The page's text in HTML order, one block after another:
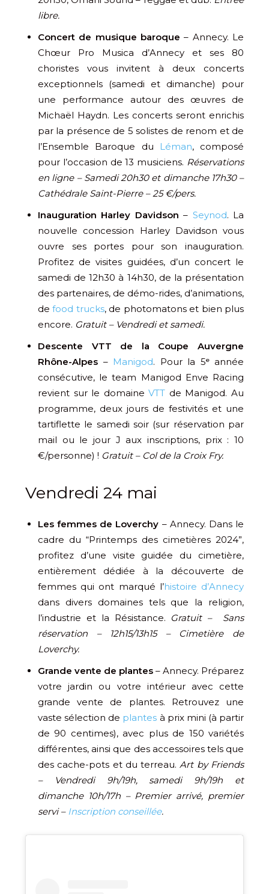
libre.
Concert de musique baroque – Annecy. Le
Chœur Pro Musica d’Annecy et ses 80
choristes vous invitent à deux concerts
exceptionnels (samedi et dimanche) pour
une performance autour des œuvres de
Michaël Haydn. Les concerts seront enrichis
par la présence de 5 solistes de renom et de
l’Ensemble Baroque du
Léman, composé
pour l’occasion de 13 musiciens. Réservations
en ligne – Samedi 20h30 et dimanche 17h30 –
Cathédrale Saint-Pierre – 25 €/pers.
Inauguration Harley Davidson – Seynod. La
nouvelle concession Harley Davidson vous
ouvre ses portes pour son inauguration.
Profitez de visites guidées, d’un concert le
samedi de 12h30 à 14h30, de la présentation
des partenaires, de démo-rides, d’animations,
defood trucks, de photomatons et bien plus
encore. Gratuit – Vendredi et samedi.
Descente VTT de la Coupe Auvergne
Rhône-Alpes – Manigod. Pour la 5ᵉ année
consécutive, le team Manigod Enve Racing
revient sur le domaineVTT de Manigod. Au
programme, deux jours de festivités et une
tartiflette le samedi soir (sur réservation par
mail ou le jour J aux inscriptions, prix : 10
€/personne) ! Gratuit – Col de la Croix Fry.
Vendredi 24 mai
Les femmes de Loverchy – Annecy. Dans le
cadre du “Printemps des cimetières 2024”,
profitez d’une visite guidée du cimetière,
entièrement dédiée à la découverte de
femmes qui ont marqué l’histoire d’Annecy
dans divers domaines tels que la religion,
l’industrie et la Résistance. Gratuit – Sans
réservation – 12h15/13h15 – Cimetière de
Loverchy.
Grande vente de plantes – Annecy. Préparez
votre jardin ou votre intérieur avec cette
grande vente de plantes. Retrouvez une
vaste sélection de plantes à prix mini (à partir
de 90 centimes), avec plus de 150 variétés
différentes, ainsi que des accessoires tels que
des cache-pots et du terreau. Art by Friends
– Vendredi 9h/19h, samedi 9h/19h et
dimanche 10h/17h – Premier arrivé, premier
servi – Inscription conseillée.